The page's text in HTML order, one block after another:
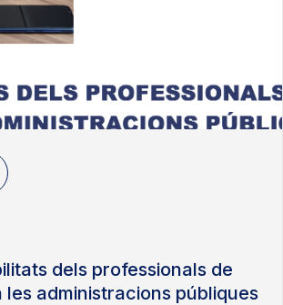
dels professionals de
les administracions públiques